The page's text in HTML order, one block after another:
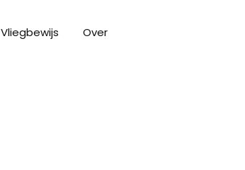
Vliegbewijs
Over